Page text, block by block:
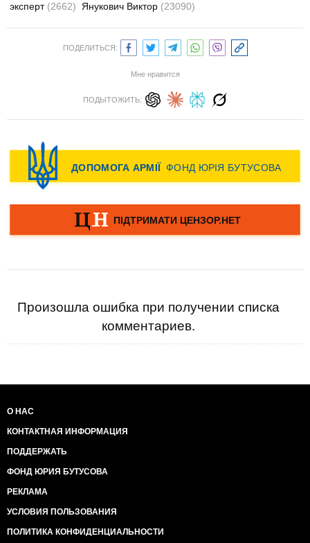
эксперт (2662) Янукович Виктор (23090)
ПОДЕЛИТЬСЯ:
Мне нравится
ПОДЫТОЖИТЬ:
Произошла ошибка при получении списка
комментариев.
О НАС
КОНТАКТНАЯ ИНФОРМАЦИЯ
ПОДДЕРЖАТЬ
ФОНД ЮРИЯ БУТУСОВА
РЕКЛАМА
УСЛОВИЯ ПОЛЬЗОВАНИЯ
ПОЛИТИКА КОНФИДЕНЦИАЛЬНОСТИ